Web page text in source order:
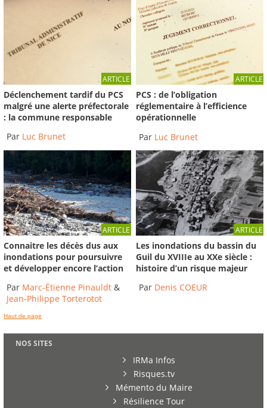
ARTICLE
Déclenchement tardif du PCS
malgré une alerte préfectorale
: la commune responsable
Par Luc Brunet
ARTICLE
PCS : de l’obligation
réglementaire à l’efficience
opérationnelle
Par Luc Brunet
ARTICLE
Connaitre les décès dus aux
inondations pour poursuivre
et développer encore l’action
Par Marc-Étienne Pinauldt &
Jean-Philippe Torterotot
ARTICLE
Les inondations du bassin du
Guil du XVIIIe au XXe siècle :
histoire d’un risque majeur
Par Denis COEUR
Haut de page
NOS SITES
IRMa Infos
Risques.tv
Mémento du Maire
Résilience Tour